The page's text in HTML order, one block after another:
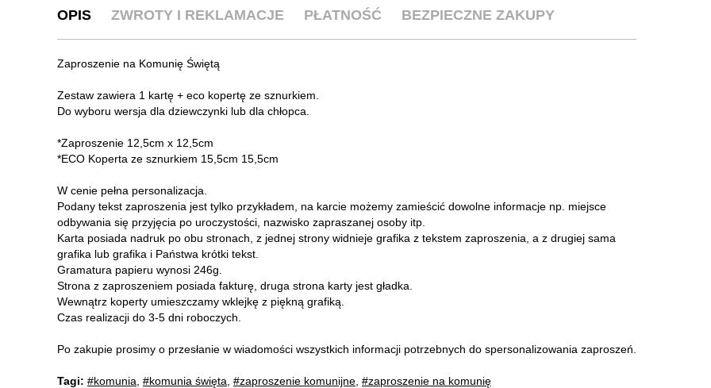
OPIS ZWROTY I REKLAMACJE PŁATNOŚĆ BEZPIECZNE ZAKUPY
Zaproszenie na Komunię Świętą
Zestaw zawiera 1 kartę + eco kopertę ze sznurkiem.
Do wyboru wersja dla dziewczynki lub dla chłopca.
*Zaproszenie 12,5cm x 12,5cm
*ECO Koperta ze sznurkiem 15,5cm 15,5cm
W cenie pełna personalizacja.
Podany tekst zaproszenia jest tylko przykładem, na karcie możemy zamieścić dowolne informacje np. miejsce
odbywania się przyjęcia po uroczystości, nazwisko zapraszanej osoby itp.
Karta posiada nadruk po obu stronach, z jednej strony widnieje grafika z tekstem zaproszenia, a z drugiej sama
grafika lub grafika i Państwa krótki tekst.
Gramatura papieru wynosi 246g.
Strona z zaproszeniem posiada fakturę, druga strona karty jest gładka.
Wewnątrz koperty umieszczamy wklejkę z piękną grafiką.
Czas realizacji do 3-5 dni roboczych.
Po zakupie prosimy o przesłanie w wiadomości wszystkich informacji potrzebnych do spersonalizowania zaproszeń.
Tagi: #komunia #komunia święta #zaproszenie komunijne #zaproszenie na komunię